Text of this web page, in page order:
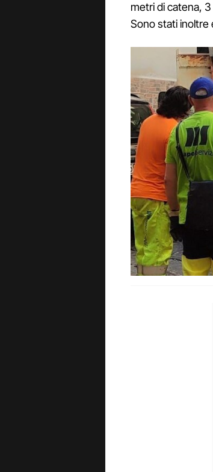
metri di catena,
Sono stati inoltre